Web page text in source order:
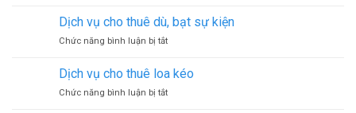
Dương
kiện
tại
Tỉnh
Giang
thuê
thiết
bị
kiện
Tiền
Dịch vụ cho thuê dù, bạt sự kiện
Chức năng bình luận bị tắtở
vụ
cho
thuê
Dịch vụ cho thuê loa kéo
Chức năng bình luận bị tắtở